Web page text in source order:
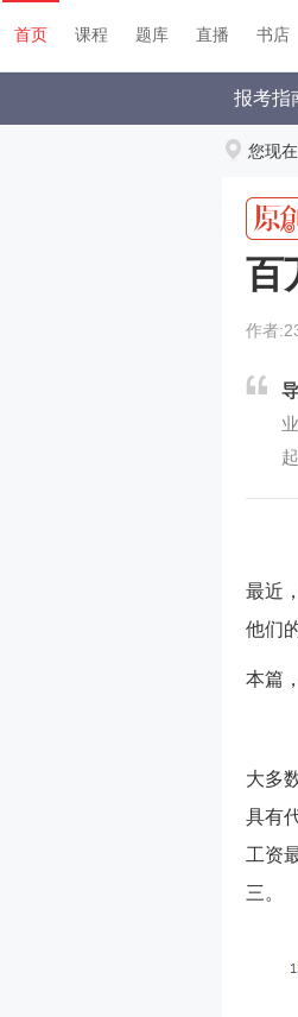
首页 课程
首页 课程 题库 直播 书店
报考指
您现
百
作者
最近
他们
本篇
大多
具有
工资
三。